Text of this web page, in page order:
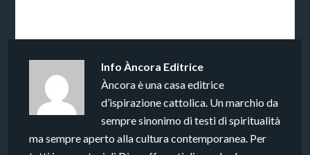
Info Àncora Editrice
Àncora è una casa editrice
d’ispirazione cattolica. Un marchio da
sempre sinonimo di testi di spiritualità
ma sempre aperto alla cultura contemporanea. Per